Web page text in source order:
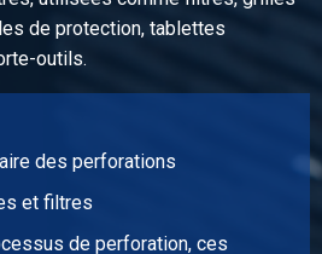
de protection, tablettes
outils.
des perforations
et filtres
de perforation, ces